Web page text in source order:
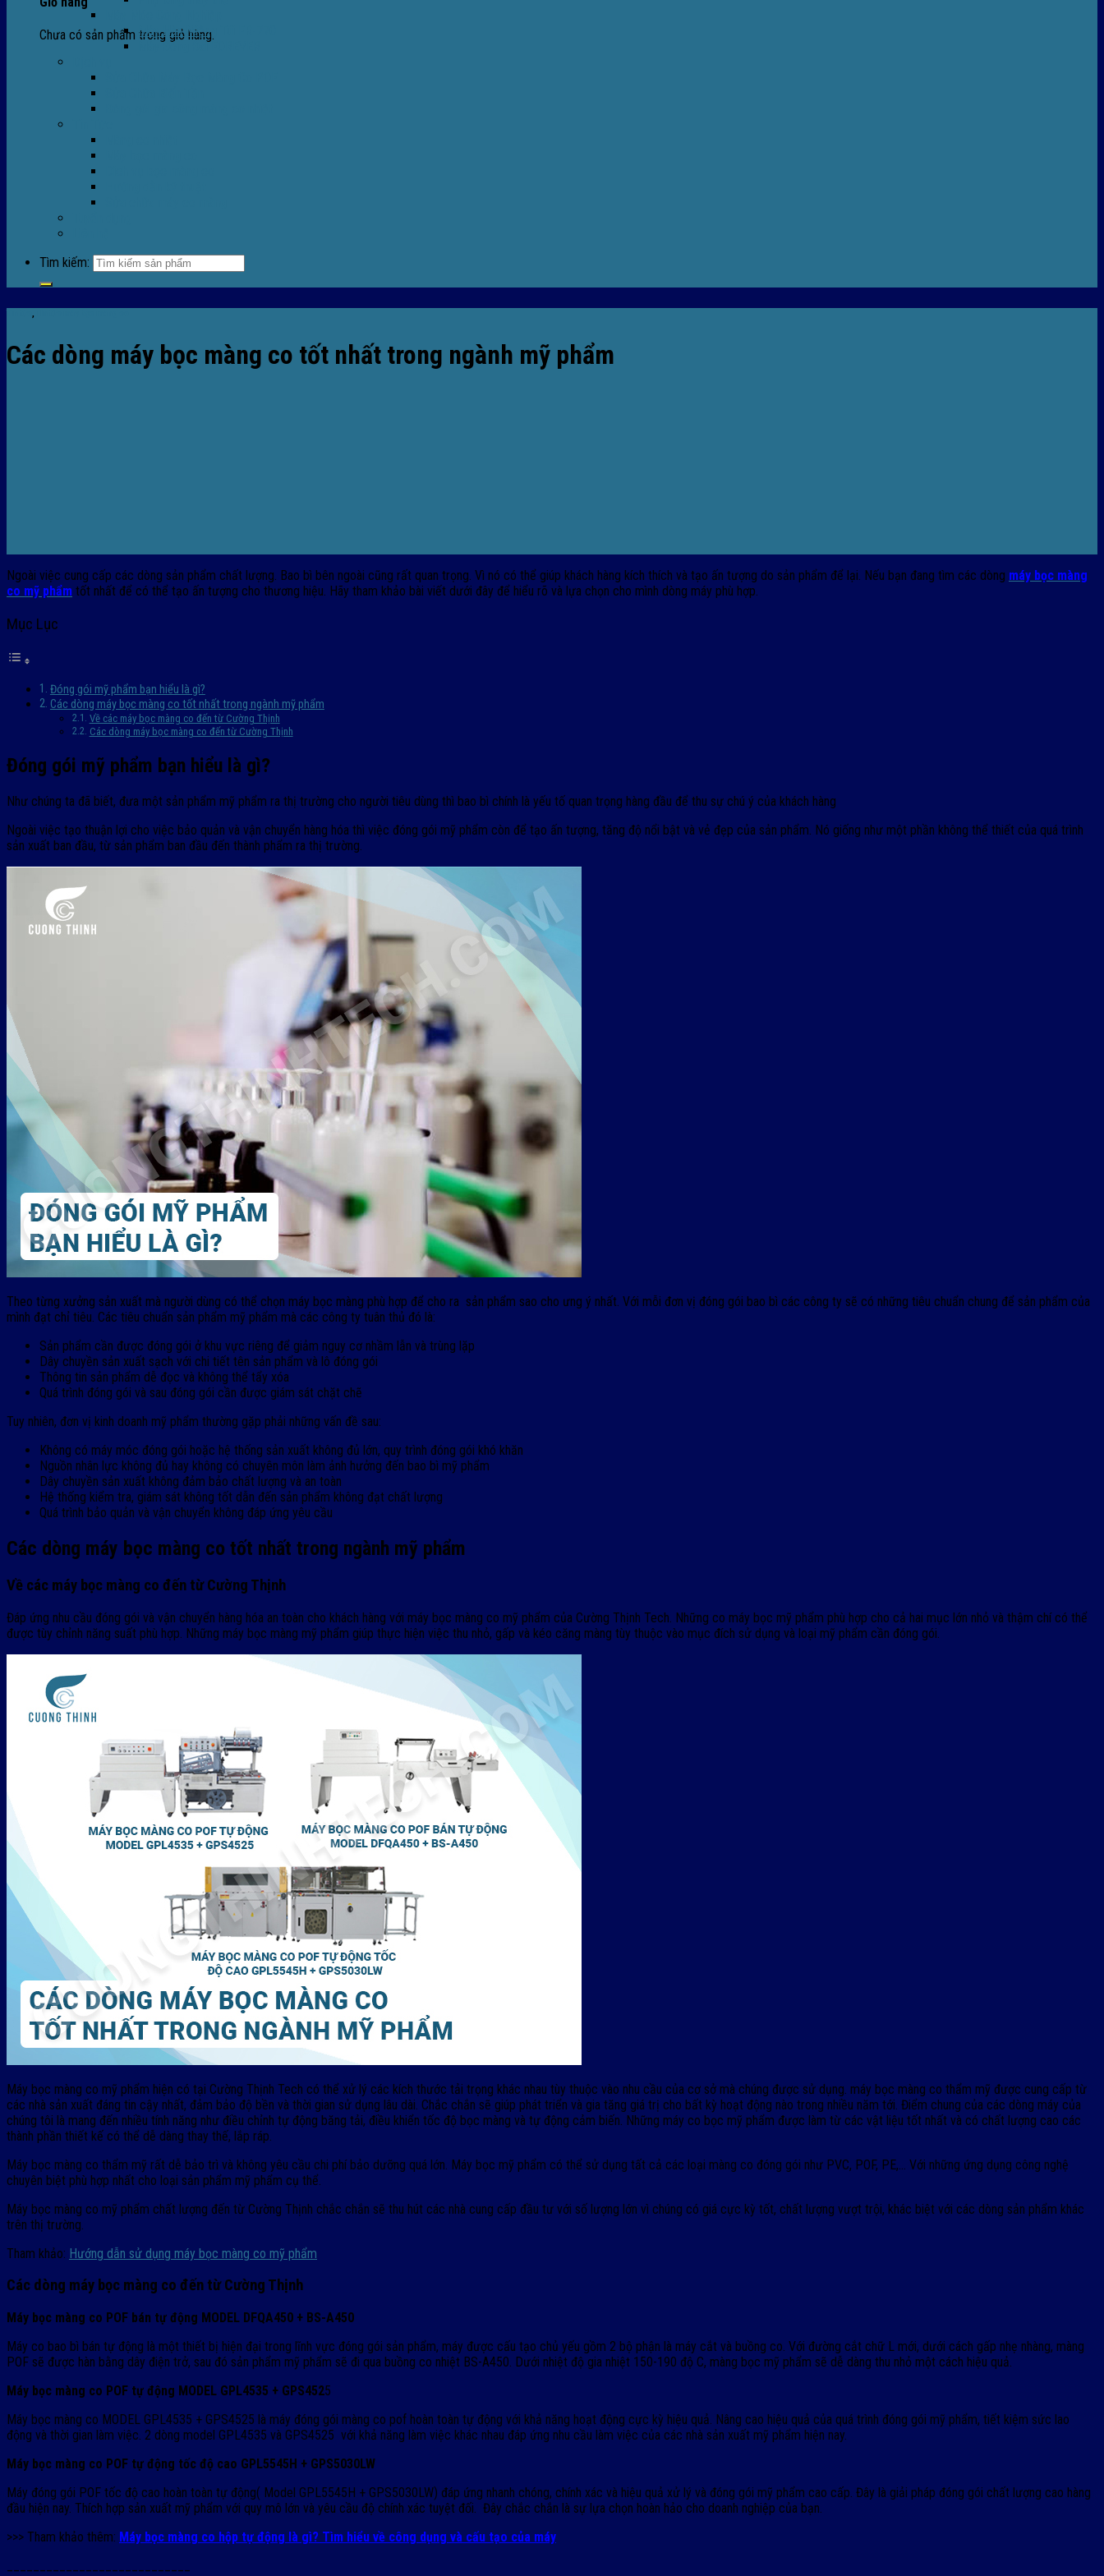
Chưa có sản phẩm trong giỏ hàng.
Máy Hàn Miệng Túi FR-770
Máy Đóng Đai FOREVER
Tìm kiếm:
,
Các dòng máy bọc màng co tốt nhất trong ngành mỹ phẩm
Ngoài việc cung cấp các dòng sản phẩm chất lượng. Bao bì bên ngoài cũng rất quan trọng. Vì nó có thể giúp khách hàng kích thích và tạo ấn tượng do sản phẩm để lại. Nếu bạn đang tìm các dòng máy bọc màng
co mỹ phẩm tốt nhất để có thể tạo ấn tượng cho thương hiệu. Hãy tham khảo bài viết dưới đây để hiểu rõ và lựa chọn cho mình dòng máy phù hợp.
Mục Lục
Đóng gói mỹ phẩm bạn hiểu là gì?
Các dòng máy bọc màng co tốt nhất trong ngành mỹ phẩm
Về các máy bọc màng co đến từ Cường Thịnh
Các dòng máy bọc màng co đến từ Cường Thịnh
Đóng gói mỹ phẩm bạn hiểu là gì?
Như chúng ta đã biết, đưa một sản phẩm mỹ phẩm ra thị trường cho người tiêu dùng thì bao bì chính là yếu tố quan trọng hàng đầu để thu sự chú ý của khách hàng
Ngoài việc tạo thuận lợi cho việc bảo quản và vận chuyển hàng hóa thì việc đóng gói mỹ phẩm còn để tạo ấn tượng, tăng độ nổi bật và vẻ đẹp của sản phẩm. Nó giống như một phần không thể thiết của quá trình
sản xuất ban đầu, từ sản phẩm ban đầu đến thành phẩm ra thị trường.
Theo từng xưởng sản xuất mà người dùng có thể chọn máy bọc màng phù hợp để cho ra sản phẩm sao cho ưng ý nhất. Với mỗi đơn vị đóng gói bao bì các công ty sẽ có những tiêu chuẩn chung để sản phẩm của
mình đạt chỉ tiêu. Các tiêu chuẩn sản phẩm mỹ phẩm mà các công ty tuân thủ đó là:
Sản phẩm cần được đóng gói ở khu vực riêng để giảm nguy cơ nhầm lẫn và trùng lặp
Dây chuyền sản xuất sạch với chi tiết tên sản phẩm và lô đóng gói
Thông tin sản phẩm dễ đọc và không thể tẩy xóa
Quá trình đóng gói và sau đóng gói cần được giám sát chặt chẽ
Tuy nhiên, đơn vị kinh doanh mỹ phẩm thường gặp phải những vấn đề sau:
Không có máy móc đóng gói hoặc hệ thống sản xuất không đủ lớn, quy trình đóng gói khó khăn
Nguồn nhân lực không đủ hay không có chuyên môn làm ảnh hưởng đến bao bì mỹ phẩm
Dây chuyền sản xuất không đảm bảo chất lượng và an toàn
Hệ thống kiểm tra, giám sát không tốt dẫn đến sản phẩm không đạt chất lượng
Quá trình bảo quản và vận chuyển không đáp ứng yêu cầu
Các dòng máy bọc màng co tốt nhất trong ngành mỹ phẩm
Về các máy bọc màng co đến từ Cường Thịnh
Đáp ứng nhu cầu đóng gói và vận chuyển hàng hóa an toàn cho khách hàng với máy bọc màng co mỹ phẩm của Cường Thịnh Tech. Những co máy bọc mỹ phẩm phù hợp cho cả hai mục lớn nhỏ và thậm chí có thể
được tùy chỉnh năng suất phù hợp. Những máy bọc màng mỹ phẩm giúp thực hiện việc thu nhỏ, gấp và kéo căng màng tùy thuộc vào mục đích sử dụng và loại mỹ phẩm cần đóng gói.
Máy bọc màng co mỹ phẩm hiện có tại Cường Thịnh Tech có ​​thể xử lý các kích thước tải trọng khác nhau tùy thuộc vào nhu cầu của cơ sở mà chúng được sử dụng. máy bọc màng co thẩm mỹ được cung cấp từ
các nhà sản xuất đáng tin cậy nhất, đảm bảo độ bền và thời gian sử dụng lâu dài. Chắc chắn sẽ giúp phát triển và gia tăng giá trị cho bất kỳ hoạt động nào trong nhiều năm tới. Điểm chung của các dòng máy của
chúng tôi là mang đến nhiều tính năng như điều chỉnh tự động băng tải, điều khiển tốc độ bọc màng và tự động cảm biến. Những máy co bọc mỹ phẩm được làm từ các vật liệu tốt nhất và có chất lượng cao các
thành phần thiết kế có thể dễ dàng thay thế, lắp ráp.
Máy bọc màng co thẩm mỹ rất dễ bảo trì và không yêu cầu chi phí bảo dưỡng quá lớn. Máy bọc mỹ phẩm có thể sử dụng tất cả các loại màng co đóng gói như PVC, POF, PE,… Với những ứng dụng công nghệ
chuyên biệt phù hợp nhất cho loại sản phẩm mỹ phẩm cụ thể.
Máy bọc màng co mỹ phẩm chất lượng đến từ Cường Thịnh chắc chắn sẽ thu hút các nhà cung cấp đầu tư với số lượng lớn vì chúng có giá cực kỳ tốt, chất lượng vượt trội, khác biệt với các dòng sản phẩm khác
trên thị trường.
Tham khảo: Hướng dẫn sử dụng máy bọc màng co mỹ phẩm
Các dòng máy bọc màng co đến từ Cường Thịnh
Máy bọc màng co POF bán tự động MODEL DFQA450 + BS-A450
Máy co bao bì bán tự động là một thiết bị hiện đại trong lĩnh vực đóng gói sản phẩm, máy được cấu tạo chủ yếu gồm 2 bộ phận là máy cắt và buồng co. Với đường cắt chữ L mới, dưới cách gấp nhẹ nhàng, màng
POF sẽ được hàn bằng dây điện trở, sau đó sản phẩm mỹ phẩm sẽ đi qua buồng co nhiệt BS-A450. Dưới nhiệt độ gia nhiệt 150-190 độ C, màng bọc mỹ phẩm sẽ dễ dàng thu nhỏ một cách hiệu quả.
Máy bọc màng co POF tự động MODEL GPL4535 + GPS4525
Máy bọc màng co MODEL GPL4535 + GPS4525 là máy đóng gói màng co pof hoàn toàn tự động với khả năng hoạt động cực kỳ hiệu quả. Nâng cao hiệu quả của quá trình đóng gói mỹ phẩm, tiết kiệm sức lao
động và thời gian làm việc. 2 dòng model GPL4535 và GPS4525 với khả năng làm việc khác nhau đáp ứng nhu cầu làm việc của các nhà sản xuất mỹ phẩm hiện nay.
Máy bọc màng co POF tự động tốc độ cao GPL5545H + GPS5030LW
Máy đóng gói POF tốc độ cao hoàn toàn tự động( Model GPL5545H + GPS5030LW) đáp ứng nhanh chóng, chính xác và hiệu quả xử lý và đóng gói mỹ phẩm cao cấp. Đây là giải pháp đóng gói chất lượng cao hàng
đầu hiện nay. Thích hợp sản xuất mỹ phẩm với quy mô lớn và yêu cầu độ chính xác tuyệt đối. Đây chắc chắn là sự lựa chọn hoàn hảo cho doanh nghiệp của bạn.
>>> Tham khảo thêm: Máy bọc màng co hộp tự động là gì? Tìm hiểu về công dụng và cấu tạo của máy